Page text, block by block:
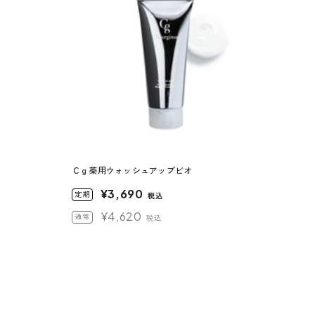
Ｃｇ薬用ウォッシュアップビオ
定期 ¥3,690 税込
通常 ¥4,620 税込